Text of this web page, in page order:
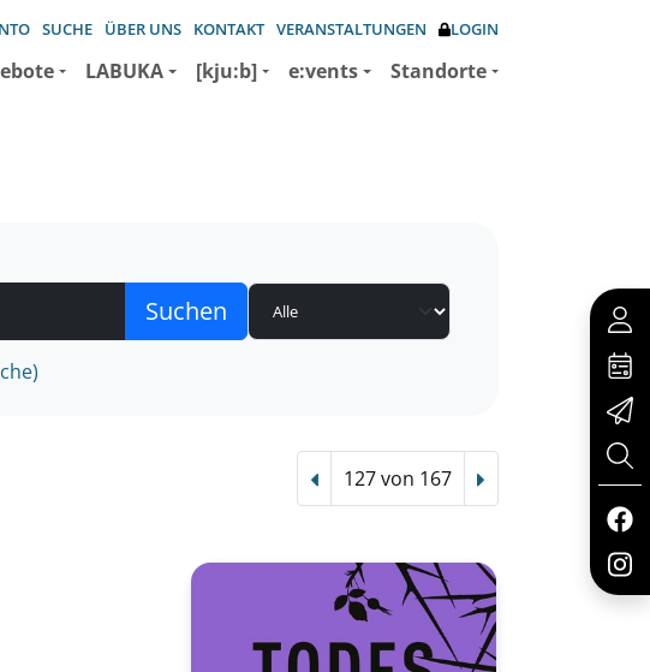
SUCHE ÜBER UNS KONTAKT VERANSTALTUNGEN LOGIN
LABUKA [kju:b] e:vents Standorte
Vorheriger Treffer
127 von 167 Nächster Treffer